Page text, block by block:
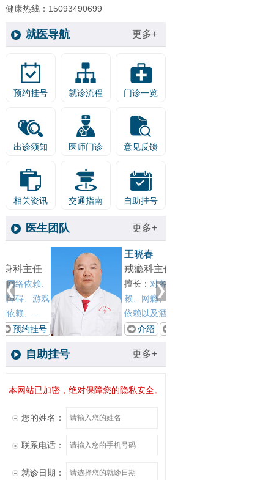
健康热线：15093490699
就医导航 更多+
预约挂号 就诊流程 门诊一览
出诊须知 医师门诊 意见反馈
相关资讯 交通指南 自助挂号
医生团队 更多+
王晓春
戒瘾科主任
擅长：
对各种物质依
赖、网瘾、酒瘾、酒精
依赖以及酒精所致精...
预约挂号
自助挂号 更多+
本网站已加密，绝对保障您的隐私安全。
您的姓名：
联系电话：
就诊日期：